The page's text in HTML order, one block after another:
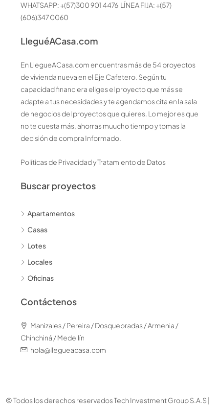
WHATSAPP: +(57)300 901 4476 LÍNEA FIJA: +(57)
(606)347 0060
LleguéACasa.com
En LlegueACasa.com encuentras más de 54 proyectos
de vivienda nueva en el Eje Cafetero. Según tu
capacidad financiera eliges el proyecto que más se
adapte a tus necesidades y te agendamos cita en la sala
de negocios del proyectos que quieres. Lo mejor es que
no te cuesta más, ahorras muucho tiempo y tomas la
decisión de compra Informado.
Políticas de Privacidad y Tratamiento de Datos
Buscar proyectos
Apartamentos
Casas
Lotes
Locales
Oficinas
Contáctenos
Manizales / Pereira / Dosquebradas / Armenia /
Chinchiná / Medellín
hola@llegueacasa.com
© Todos los derechos reservados Tech Investment Group S.A.S |